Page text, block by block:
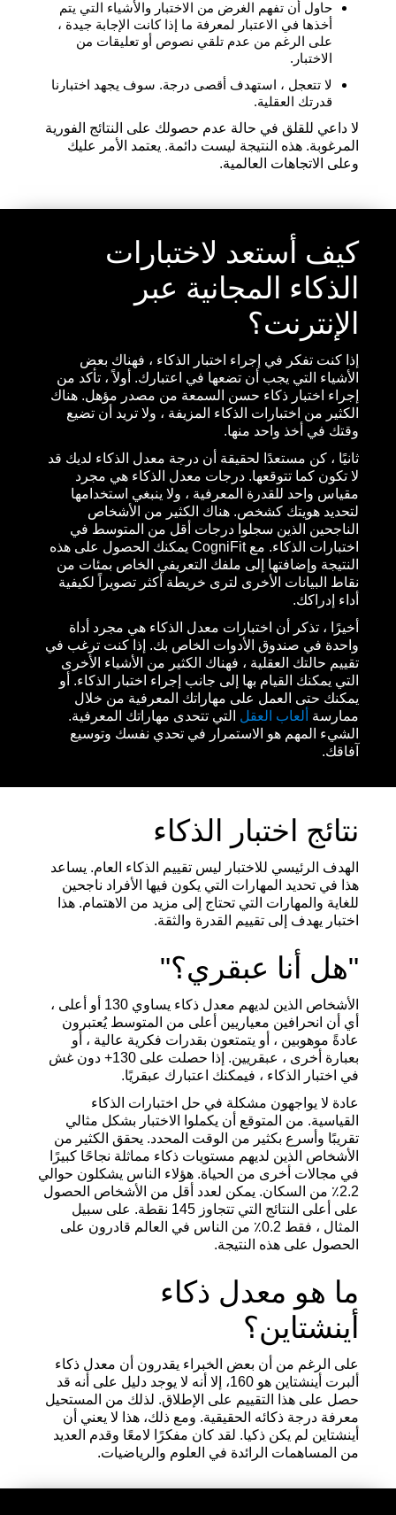
حاول أن تفهم الغرض من الاختبار والأشياء التي يتم
أخذها في الاعتبار لمعرفة ما إذا كانت الإجابة جيدة ،
على الرغم من عدم تلقي نصوص أو تعليقات من
الاختبار.
لا تتعجل ، استهدف أقصى درجة. سوف يجهد اختبارنا
قدرتك العقلية.
لا داعي للقلق في حالة عدم حصولك على النتائج الفورية
المرغوبة. هذه النتيجة ليست دائمة. يعتمد الأمر عليك
وعلى الاتجاهات العالمية.
كيف أستعد لاختبارات
الذكاء المجانية عبر
الإنترنت؟
إذا كنت تفكر في إجراء اختبار الذكاء ، فهناك بعض
الأشياء التي يجب أن تضعها في اعتبارك. أولاً ، تأكد من
إجراء اختبار ذكاء حسن السمعة من مصدر مؤهل. هناك
الكثير من اختبارات الذكاء المزيفة ، ولا تريد أن تضيع
وقتك في أخذ واحد منها.
ثانيًا ، كن مستعدًا لحقيقة أن درجة معدل الذكاء لديك قد
لا تكون كما تتوقعها. درجات معدل الذكاء هي مجرد
مقياس واحد للقدرة المعرفية ، ولا ينبغي استخدامها
لتحديد هويتك كشخص. هناك الكثير من الأشخاص
الناجحين الذين سجلوا درجات أقل من المتوسط في
اختبارات الذكاء. مع CogniFit يمكنك الحصول على هذه
النتيجة وإضافتها إلى ملفك التعريفي الخاص بمئات من
نقاط البيانات الأخرى لترى خريطة أكثر تصويراً لكيفية
أداء إدراكك.
أخيرًا ، تذكر أن اختبارات معدل الذكاء هي مجرد أداة
واحدة في صندوق الأدوات الخاص بك. إذا كنت ترغب في
تقييم حالتك العقلية ، فهناك الكثير من الأشياء الأخرى
التي يمكنك القيام بها إلى جانب إجراء اختبار الذكاء. أو
يمكنك حتى العمل على مهاراتك المعرفية من خلال
ممارسةألعاب العقلالتي تتحدى مهاراتك المعرفية.
الشيء المهم هو الاستمرار في تحدي نفسك وتوسيع
آفاقك.
نتائج اختبار الذكاء
الهدف الرئيسي للاختبار ليس تقييم الذكاء العام. يساعد
هذا في تحديد المهارات التي يكون فيها الأفراد ناجحين
للغاية والمهارات التي تحتاج إلى مزيد من الاهتمام. هذا
اختبار يهدف إلى تقييم القدرة والثقة.
"هل أنا عبقري؟"
الأشخاص الذين لديهم معدل ذكاء يساوي 130 أو أعلى ،
أي أن انحرافين معياريين أعلى من المتوسط يُعتبرون
عادةً موهوبين ، أو يتمتعون بقدرات فكرية عالية ، أو
بعبارة أخرى ، عبقريين. إذا حصلت على 130+ دون غش
في اختبار الذكاء ، فيمكنك اعتبارك عبقريًا.
عادة لا يواجهون مشكلة في حل اختبارات الذكاء
القياسية. من المتوقع أن يكملوا الاختبار بشكل مثالي
تقريبًا وأسرع بكثير من الوقت المحدد. يحقق الكثير من
الأشخاص الذين لديهم مستويات ذكاء مماثلة نجاحًا كبيرًا
في مجالات أخرى من الحياة. هؤلاء الناس يشكلون حوالي
2.2٪ من السكان. يمكن لعدد أقل من الأشخاص الحصول
على أعلى النتائج التي تتجاوز 145 نقطة. على سبيل
المثال ، فقط 0.2٪ من الناس في العالم قادرون على
الحصول على هذه النتيجة.
ما هو معدل ذكاء
أينشتاين؟
على الرغم من أن بعض الخبراء يقدرون أن معدل ذكاء
ألبرت أينشتاين هو 160، إلا أنه لا يوجد دليل على أنه قد
حصل على هذا التقييم على الإطلاق. لذلك من المستحيل
معرفة درجة ذكائه الحقيقية. ومع ذلك، هذا لا يعني أن
أينشتاين لم يكن ذكيا. لقد كان مفكرًا لامعًا وقدم العديد
من المساهمات الرائدة في العلوم والرياضيات.